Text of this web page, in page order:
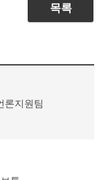
목록
론지원팀